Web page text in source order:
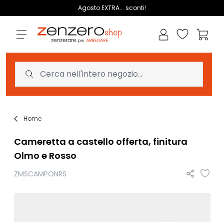
Agosto EXTRA... sconti!
Lista dei
Home
Cameretta a castello offerta, finitura
Olmo e Rosso
ZMSCAMPONRS